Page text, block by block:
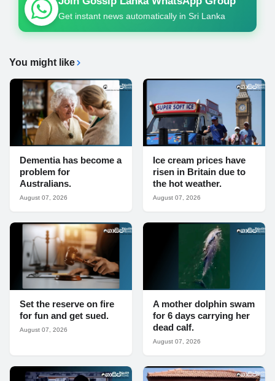
Get instant news automatically in Sri Lanka
You might like
Dementia has become a
problem for
Australians.
August 07, 2026
Ice cream prices have
risen in Britain due to
the hot weather.
August 07, 2026
Set the reserve on fire
for fun and get sued.
August 07, 2026
A mother dolphin swam
for 6 days carrying her
dead calf.
August 07, 2026